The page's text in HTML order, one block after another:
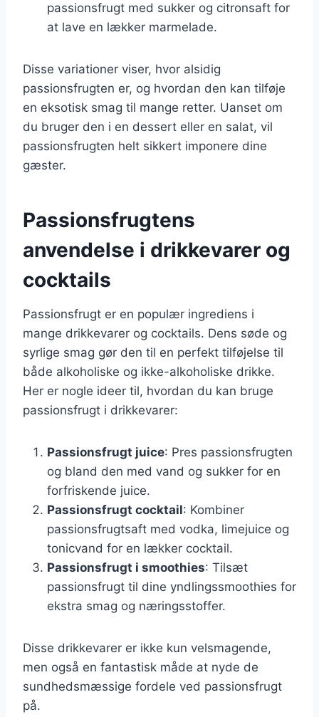
passionsfrugt med sukker og citronsaft for
at lave en lækker marmelade.
Disse variationer viser, hvor alsidig
passionsfrugten er, og hvordan den kan tilføje
en eksotisk smag til mange retter. Uanset om
du bruger den i en dessert eller en salat, vil
passionsfrugten helt sikkert imponere dine
gæster.
Passionsfrugtens
anvendelse i drikkevarer og
cocktails
Passionsfrugt er en populær ingrediens i
mange drikkevarer og cocktails. Dens søde og
syrlige smag gør den til en perfekt tilføjelse til
både alkoholiske og ikke-alkoholiske drikke.
Her er nogle ideer til, hvordan du kan bruge
passionsfrugt i drikkevarer:
Passionsfrugt juice: Pres passionsfrugten
og bland den med vand og sukker for en
forfriskende juice.
Passionsfrugt cocktail: Kombiner
passionsfrugtsaft med vodka, limejuice og
tonicvand for en lækker cocktail.
Passionsfrugt i smoothies: Tilsæt
passionsfrugt til dine yndlingssmoothies for
ekstra smag og næringsstoffer.
Disse drikkevarer er ikke kun velsmagende,
men også en fantastisk måde at nyde de
sundhedsmæssige fordele ved passionsfrugt
på.